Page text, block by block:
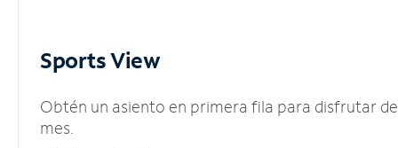
Sports View
Obtén un asiento en primera fila para disfrutar
mes.